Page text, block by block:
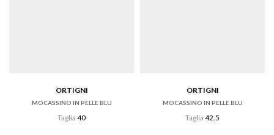
ORTIGNI
MOCASSINO IN PELLE BLU
Taglia 40
ORTIGNI
MOCASSINO IN PELLE BLU
Taglia 42.5